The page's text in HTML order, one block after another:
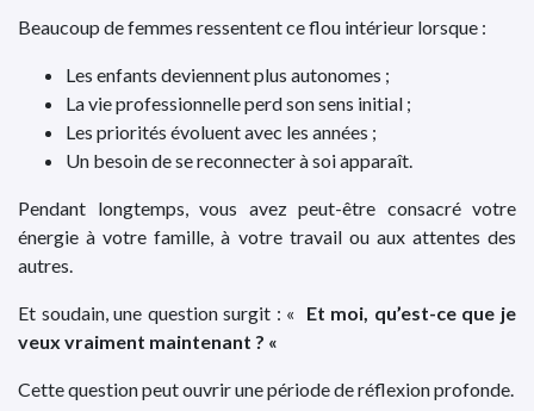
Beaucoup de femmes ressentent ce flou intérieur lorsque :
Les enfants deviennent plus autonomes ;
La vie professionnelle perd son sens initial ;
Les priorités évoluent avec les années ;
Un besoin de se reconnecter à soi apparaît.
Pendant longtemps, vous avez peut-être consacré votre
énergie à votre famille, à votre travail ou aux attentes des
autres.
Et soudain, une question surgit : «
Et moi, qu’est-ce que je
veux vraiment maintenant ? «
Cette question peut ouvrir une période de réflexion profonde.